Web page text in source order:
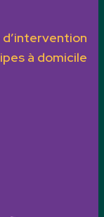
à domicile